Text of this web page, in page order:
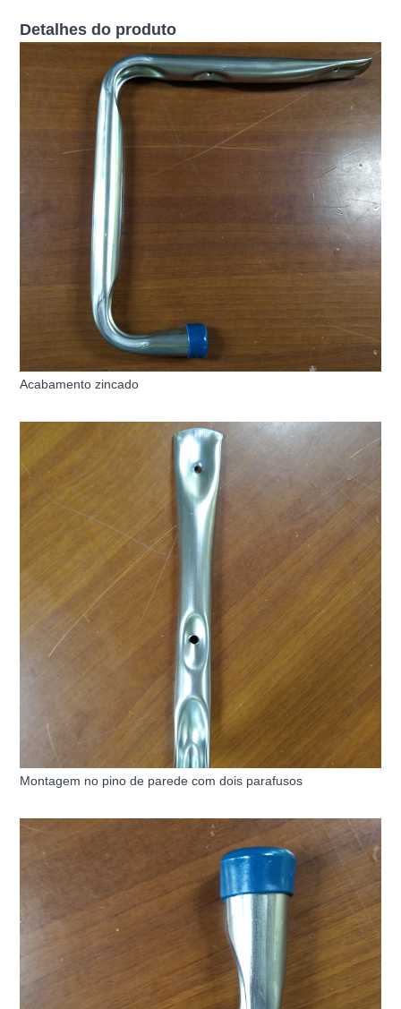
Detalhes do produto
Acabamento zincado
Montagem no pino de parede com dois parafusos